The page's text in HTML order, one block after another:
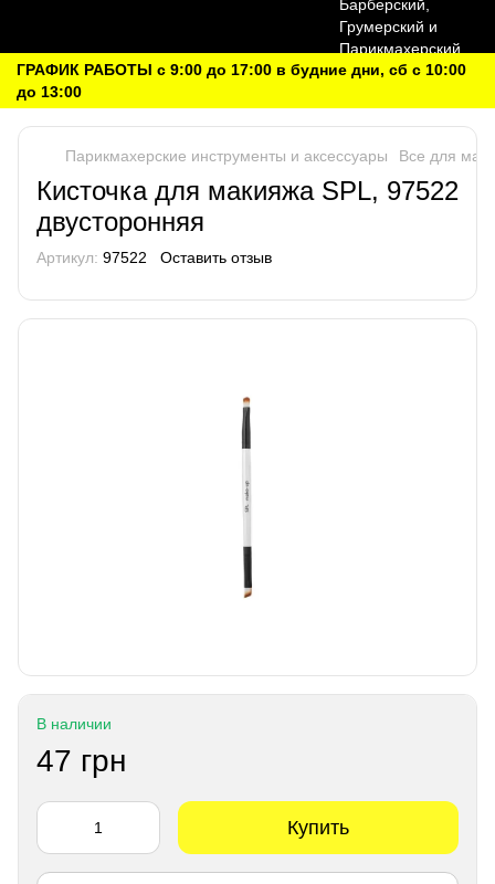
ГРАФИК РАБОТЫ с 9:00 до 17:00 в будние дни, сб с 10:00
до 13:00
Парикмахерские инструменты и аксессуары Все для
Кисточка для макияжа SPL, 97522
двусторонняя
Артикул: 97522 Оставить отзыв
В наличии
47 грн
Купить